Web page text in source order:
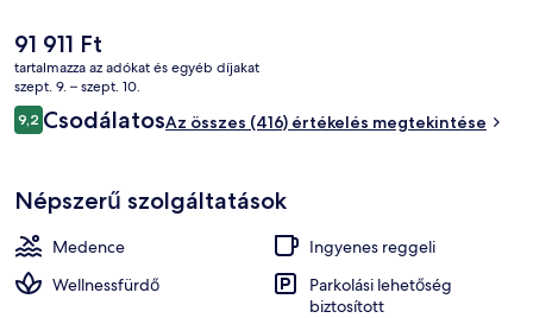
ebédre és vacsorára várja a vendégeket. A szálláshelyhez 3
szabadtéri teniszpálya, egy kikötő és egy medence melletti bár is
tartozik.
A
jelenlegi
ár
91 911 Ft
91 911 Ft
tartalmazza az adókat és egyéb díjakat
szept. 9. – szept. 10.
Értékelések
9,29,2 ennyiből: 10
CsodálatosAz összes (416) értékelés megtekintése
Népszerű szolgáltatások
Medence
Ingyenes reggeli
Wellnessfürdő
Parkolási lehetőség
biztosított